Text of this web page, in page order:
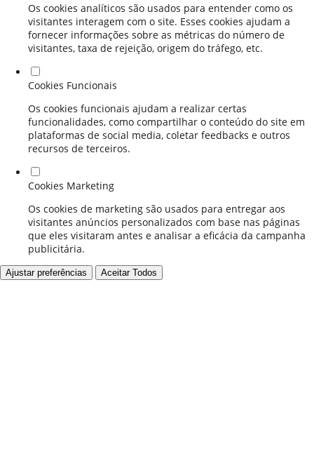
Os cookies analíticos são usados para entender como os
visitantes interagem com o site. Esses cookies ajudam a
fornecer informações sobre as métricas do número de
visitantes, taxa de rejeição, origem do tráfego, etc.
Cookies Funcionais
Os cookies funcionais ajudam a realizar certas
funcionalidades, como compartilhar o conteúdo do site em
plataformas de social media, coletar feedbacks e outros
recursos de terceiros.
Cookies Marketing
Os cookies de marketing são usados para entregar aos
visitantes anúncios personalizados com base nas páginas
que eles visitaram antes e analisar a eficácia da campanha
publicitária.
Ajustar preferências Aceitar Todos